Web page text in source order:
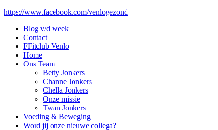
https://www.facebook.com/venlogezond
Blog v/d week
Contact
FFitclub Venlo
Home
Ons Team
Betty Jonkers
Channe Jonkers
Chella Jonkers
Onze missie
Twan Jonkers
Voeding & Beweging
Word jij onze nieuwe collega?